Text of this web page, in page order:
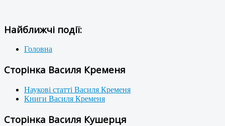
Найближчі події:
Головна
Сторінка Василя Кременя
Наукові статті Василя Кременя
Книги Василя Кременя
Сторінка Василя Кушерця